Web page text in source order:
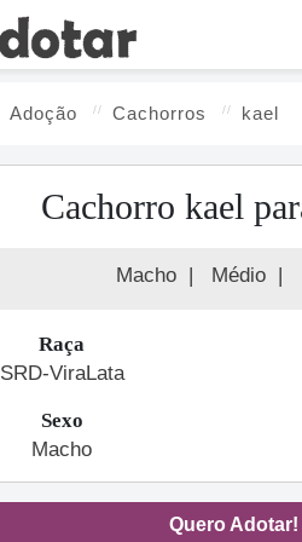
Adoção Cachorros kael
Cachorro kael
Macho | Médio |
Raça
SRD-ViraLata
Sexo
Macho
Quero Adotar!